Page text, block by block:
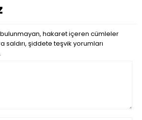
hakaret içeren cümleler
şiddete teşvik yorumları